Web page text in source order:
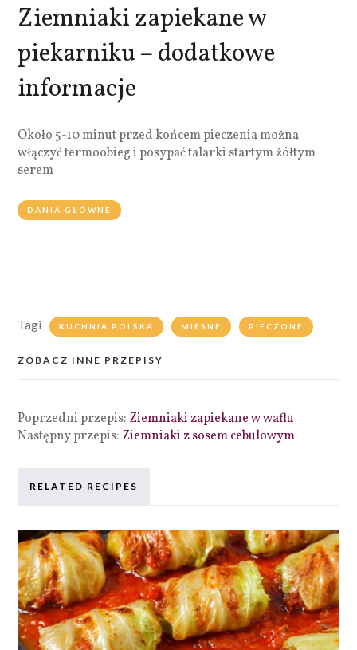
Ziemniaki zapiekane w
piekarniku – dodatkowe
informacje
Około 5-10 minut przed końcem pieczenia można
włączyć termoobieg i posypać talarki startym żółtym
serem
DANIA GŁÓWNE
Tagi KUCHNIA POLSKA MIĘSNE PIECZONE
ZOBACZ INNE PRZEPISY
Poprzedni przepis: Ziemniaki zapiekane w waflu
Następny przepis: Ziemniaki z sosem cebulowym
RELATED RECIPES